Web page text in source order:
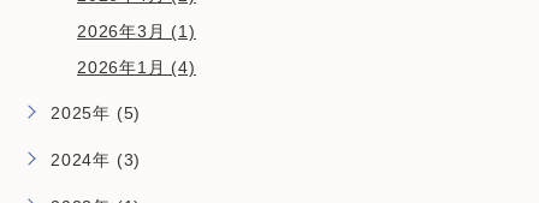
2026年3月 (1)
2026年1月 (4)
2025年 (5)
2024年 (3)